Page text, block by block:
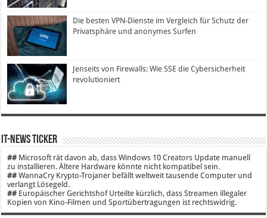
Die besten VPN-Dienste im Vergleich für Schutz der
Privatsphäre und anonymes Surfen
Jenseits von Firewalls: Wie SSE die Cybersicherheit
revolutioniert
IT-News Ticker
## Microsoft rät davon ab, dass Windows 10 Creators Update manuell
zu installieren. Ältere Hardware könnte nicht kompatibel sein.
## WannaCry Krypto-Trojaner befällt weltweit tausende Computer und
verlangt Lösegeld.
## Europäischer Gerichtshof Urteilte kürzlich, dass Streamen illegaler
Kopien von Kino-Filmen und Sportübertragungen ist rechtswidrig.